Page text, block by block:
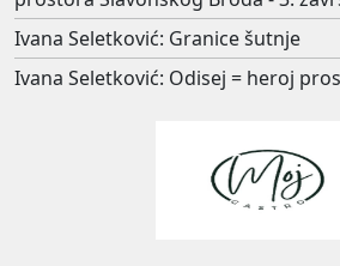
Ivana Seletković: Granice šutnje
Ivana Seletković: Odisej = heroj